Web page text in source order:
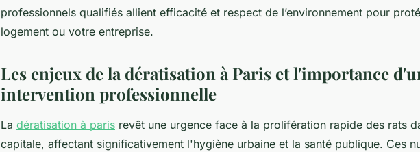
professionnels qualifiés allient efficacité et respect de l’environnement pour
logement ou votre entreprise.
Les enjeux de la dératisation à Paris et l'importance
intervention professionnelle
La dératisation à paris revêt une urgence face à la prolifération rapide des rats
capitale, affectant significativement l'hygiène urbaine et la santé publique. Ces